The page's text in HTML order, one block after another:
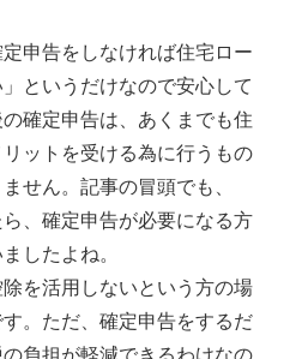
申告をしなければ住宅ロー
というだけなので安心して
確定申告は、あくまでも住
ットを受ける為に行うもの
せん。記事の冒頭でも、
ら、確定申告が必要になる方
したよね。
を活用しないという方の場
。ただ、確定申告をするだ
負担が軽減できるわけなの